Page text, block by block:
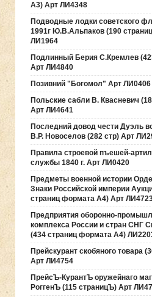
А3) Арт ЛИ4348
Подводные лодки советского
1991г Ю.В.Альпаков (190
ЛИ1964
Подлинный Берия С.Кремлев
Арт ЛИ4840
Позивний "Богомол" Арт ЛИ0406
Польские сабли В. Квасневич
Арт ЛИ4641
Последний довод чести Дуэль
В.Р. Новоселов (282 стр) Арт
Правила строевой пъешей-
службы 1840 г. Арт ЛИ0420
Предметы военной истории
Знаки Российской империи
страниц формата А4) Арт
Предприятия оборонно-
комплекса России и стран СНГ
(434 страниц формата А4)
Прейскурант скобяного товара
Арт ЛИ4754
ПрейсЪ-КурантЪ оружейнаго
РоггенЪ (115 страницЪ) Арт